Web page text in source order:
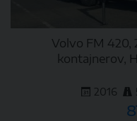
Volvo FM 420,
kontajnerov,
2016